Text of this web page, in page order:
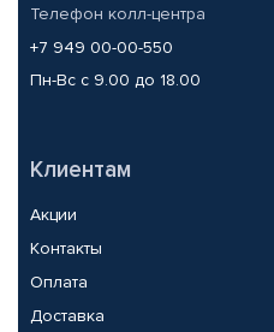
Телефон колл-центра
+7 949 00-00-550
Пн-Вс с 9.00 до 18.00
Клиентам
Акции
Контакты
Оплата
Доставка